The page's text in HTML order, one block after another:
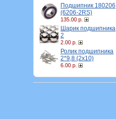
Подшипник 180206
(6206-2RS)
135.00 р.
Шарик подшипника
2
2.00 р.
Ролик подшипника
2*9,8 (2х10)
6.00 р.